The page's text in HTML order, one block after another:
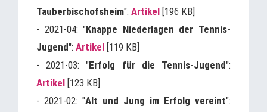
Tauberbischofsheim": Artikel [196 KB]
- 2021-04: "Knappe Niederlagen der Tennis-
Jugend": Artikel [119 KB]
- 2021-03: "Erfolg für die Tennis-Jugend":
Artikel [123 KB]
- 2021-02: "Alt und Jung im Erfolg vereint":